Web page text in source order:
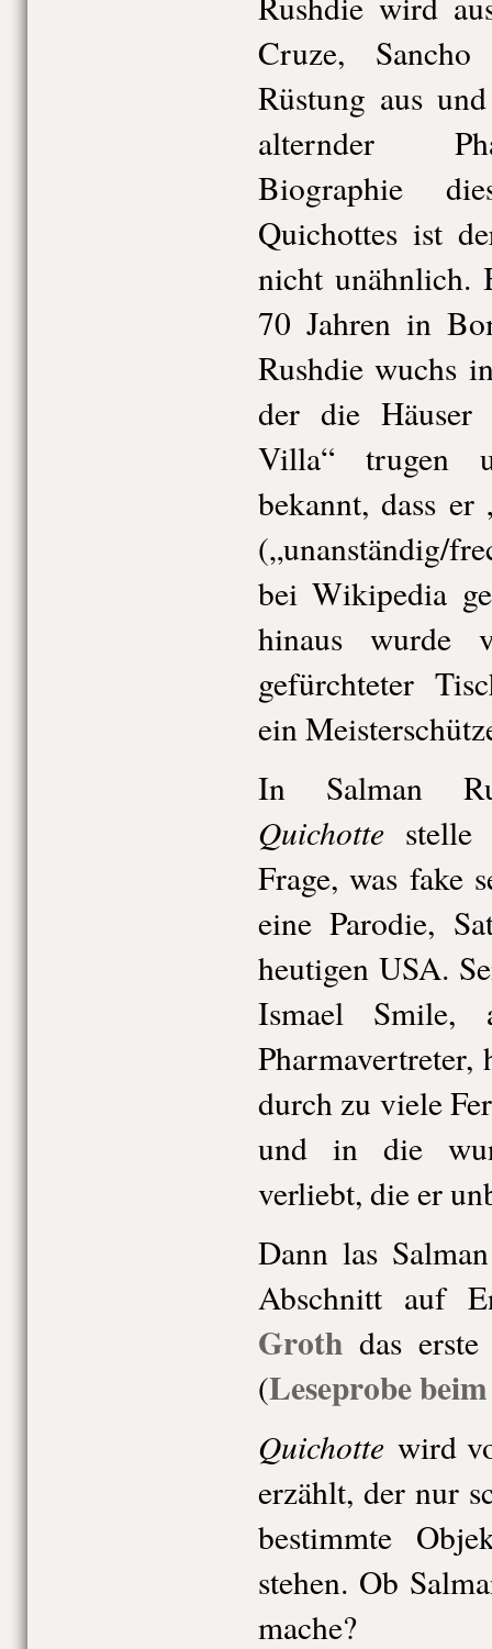
Cruze,
Rüstung aus
alternder
Biographie
Quichottes ist
nicht unähnlich.
70 Jahren in
Rushdie wuchs
der die Häuser
Villa“ trugen
bekannt, dass
(„unanständig/
bei Wikipedia
hinaus wurde
gefürchteter
ein
In Salman
Quichotte
Frage, was fake
eine Parodie,
heutigen USA.
Ismael Smile,
durch zu viele
und in die
verliebt, die er
Dann las
Abschnitt auf
Grothdas
(Leseprobe
Quichotte wird
erzählt, der nur
bestimmte
stehen. Ob
mache?